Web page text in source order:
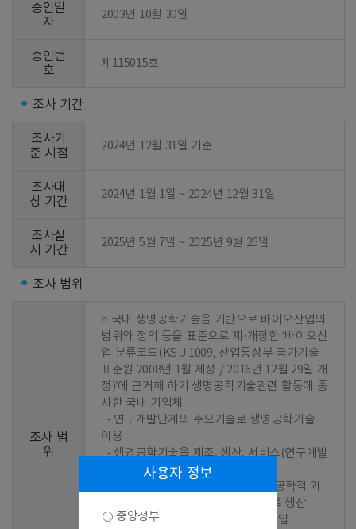
승인일
자
2003년 10월 30일
승인번
호
제115015호
조사 기간
조사기
준 시점
2024년 12월 31일 기준
조사대
상 기간
2024년 1월 1일 ~ 2024년 12월 31일
조사실
시 기간
2025년 5월 7일 ~ 2025년 9월 26일
조사 범위
조사 범
위
○ 국내 생명공학기술을 기반으로 바이오산업의
범위와 정의 등을 표준으로 제·개정한 ‘바이오산
업 분류코드(KS J 1009, 산업통상부 국가기술
표준원 2008년 1월 제정 / 2016년 12월 29일 개
정)’에 근거해 하기 생명공학기술관련 활동에 종
사한 국내 기업체
이용
  - 생명공학기술을 제조, 생산, 서비스(연구개발
서비스 포함)과정에 이용
정에 이용되는 기계, 장비 또는 플랜트 생산
  - 위의 제품을 해당국가에서 직접 수입
사용자 정보
중앙정부